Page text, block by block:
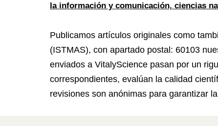
la información y comunicación, ciencias
Publicamos artículos originales como
(ISTMAS), con apartado postal: 60103
enviados a VitalyScience pasan por un
correspondientes, evalúan la calidad
revisiones son anónimas para garantizar